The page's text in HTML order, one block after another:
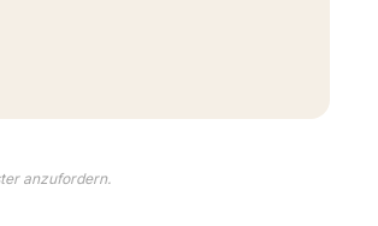
anzufordern.